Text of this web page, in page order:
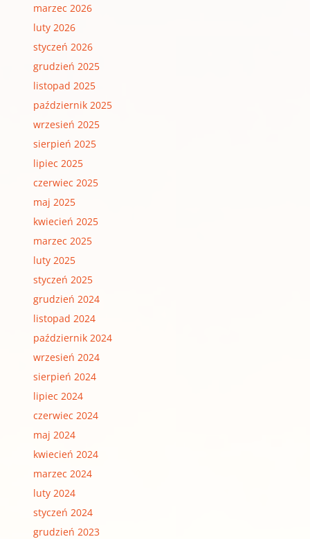
marzec 2026
luty 2026
styczeń 2026
grudzień 2025
listopad 2025
październik 2025
wrzesień 2025
sierpień 2025
lipiec 2025
czerwiec 2025
maj 2025
kwiecień 2025
marzec 2025
luty 2025
styczeń 2025
grudzień 2024
listopad 2024
październik 2024
wrzesień 2024
sierpień 2024
lipiec 2024
czerwiec 2024
maj 2024
kwiecień 2024
marzec 2024
luty 2024
styczeń 2024
grudzień 2023